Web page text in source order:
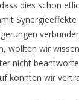
dies schon
Synergieeffekte
wollten wir
nicht
könnten wir